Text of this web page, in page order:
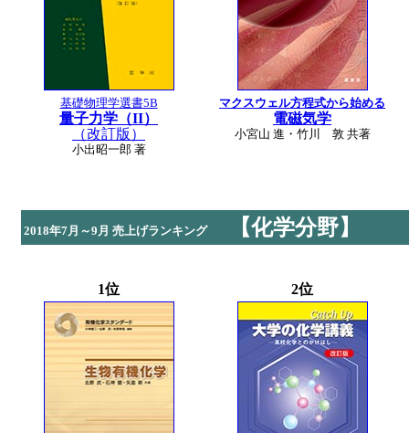
基礎物理学選書5B
量子力学（II）
（改訂版）
小出昭一郎 著
マクスウェル方程式から始める
電磁気学
小宮山 進・竹川 敦 共著
2018年7月～9月 売上げランキング 【化学分野】
1位 2位